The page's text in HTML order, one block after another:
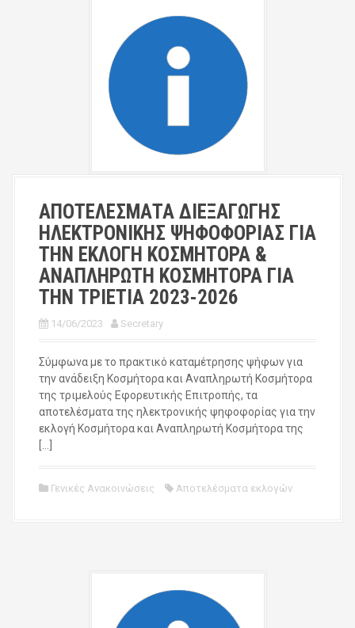
ΑΠΟΤΕΛΕΣΜΑΤΑ ΔΙΕΞΑΓΩΓΗΣ
ΗΛΕΚΤΡΟΝΙΚΗΣ ΨΗΦΟΦΟΡΙΑΣ ΓΙΑ
ΤΗΝ ΕΚΛΟΓΗ ΚΟΣΜΗΤΟΡΑ &
ΑΝΑΠΛΗΡΩΤΗ ΚΟΣΜΗΤΟΡΑ ΓΙΑ
ΤΗΝ ΤΡΙΕΤΙΑ 2023-2026
14/06/2023 Secretary
Σύμφωνα με το πρακτικό καταμέτρησης ψήφων για
την ανάδειξη Κοσμήτορα και Αναπληρωτή Κοσμήτορα
της τριμελούς Εφορευτικής Επιτροπής, τα
αποτελέσματα της ηλεκτρονικής ψηφοφορίας για την
εκλογή Κοσμήτορα και Αναπληρωτή Κοσμήτορα της
Γενικές Ανακοινώσεις Αποτελέσματα εκλογών